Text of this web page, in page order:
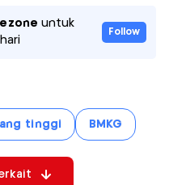
untuk
Follow
tinggi BMKG